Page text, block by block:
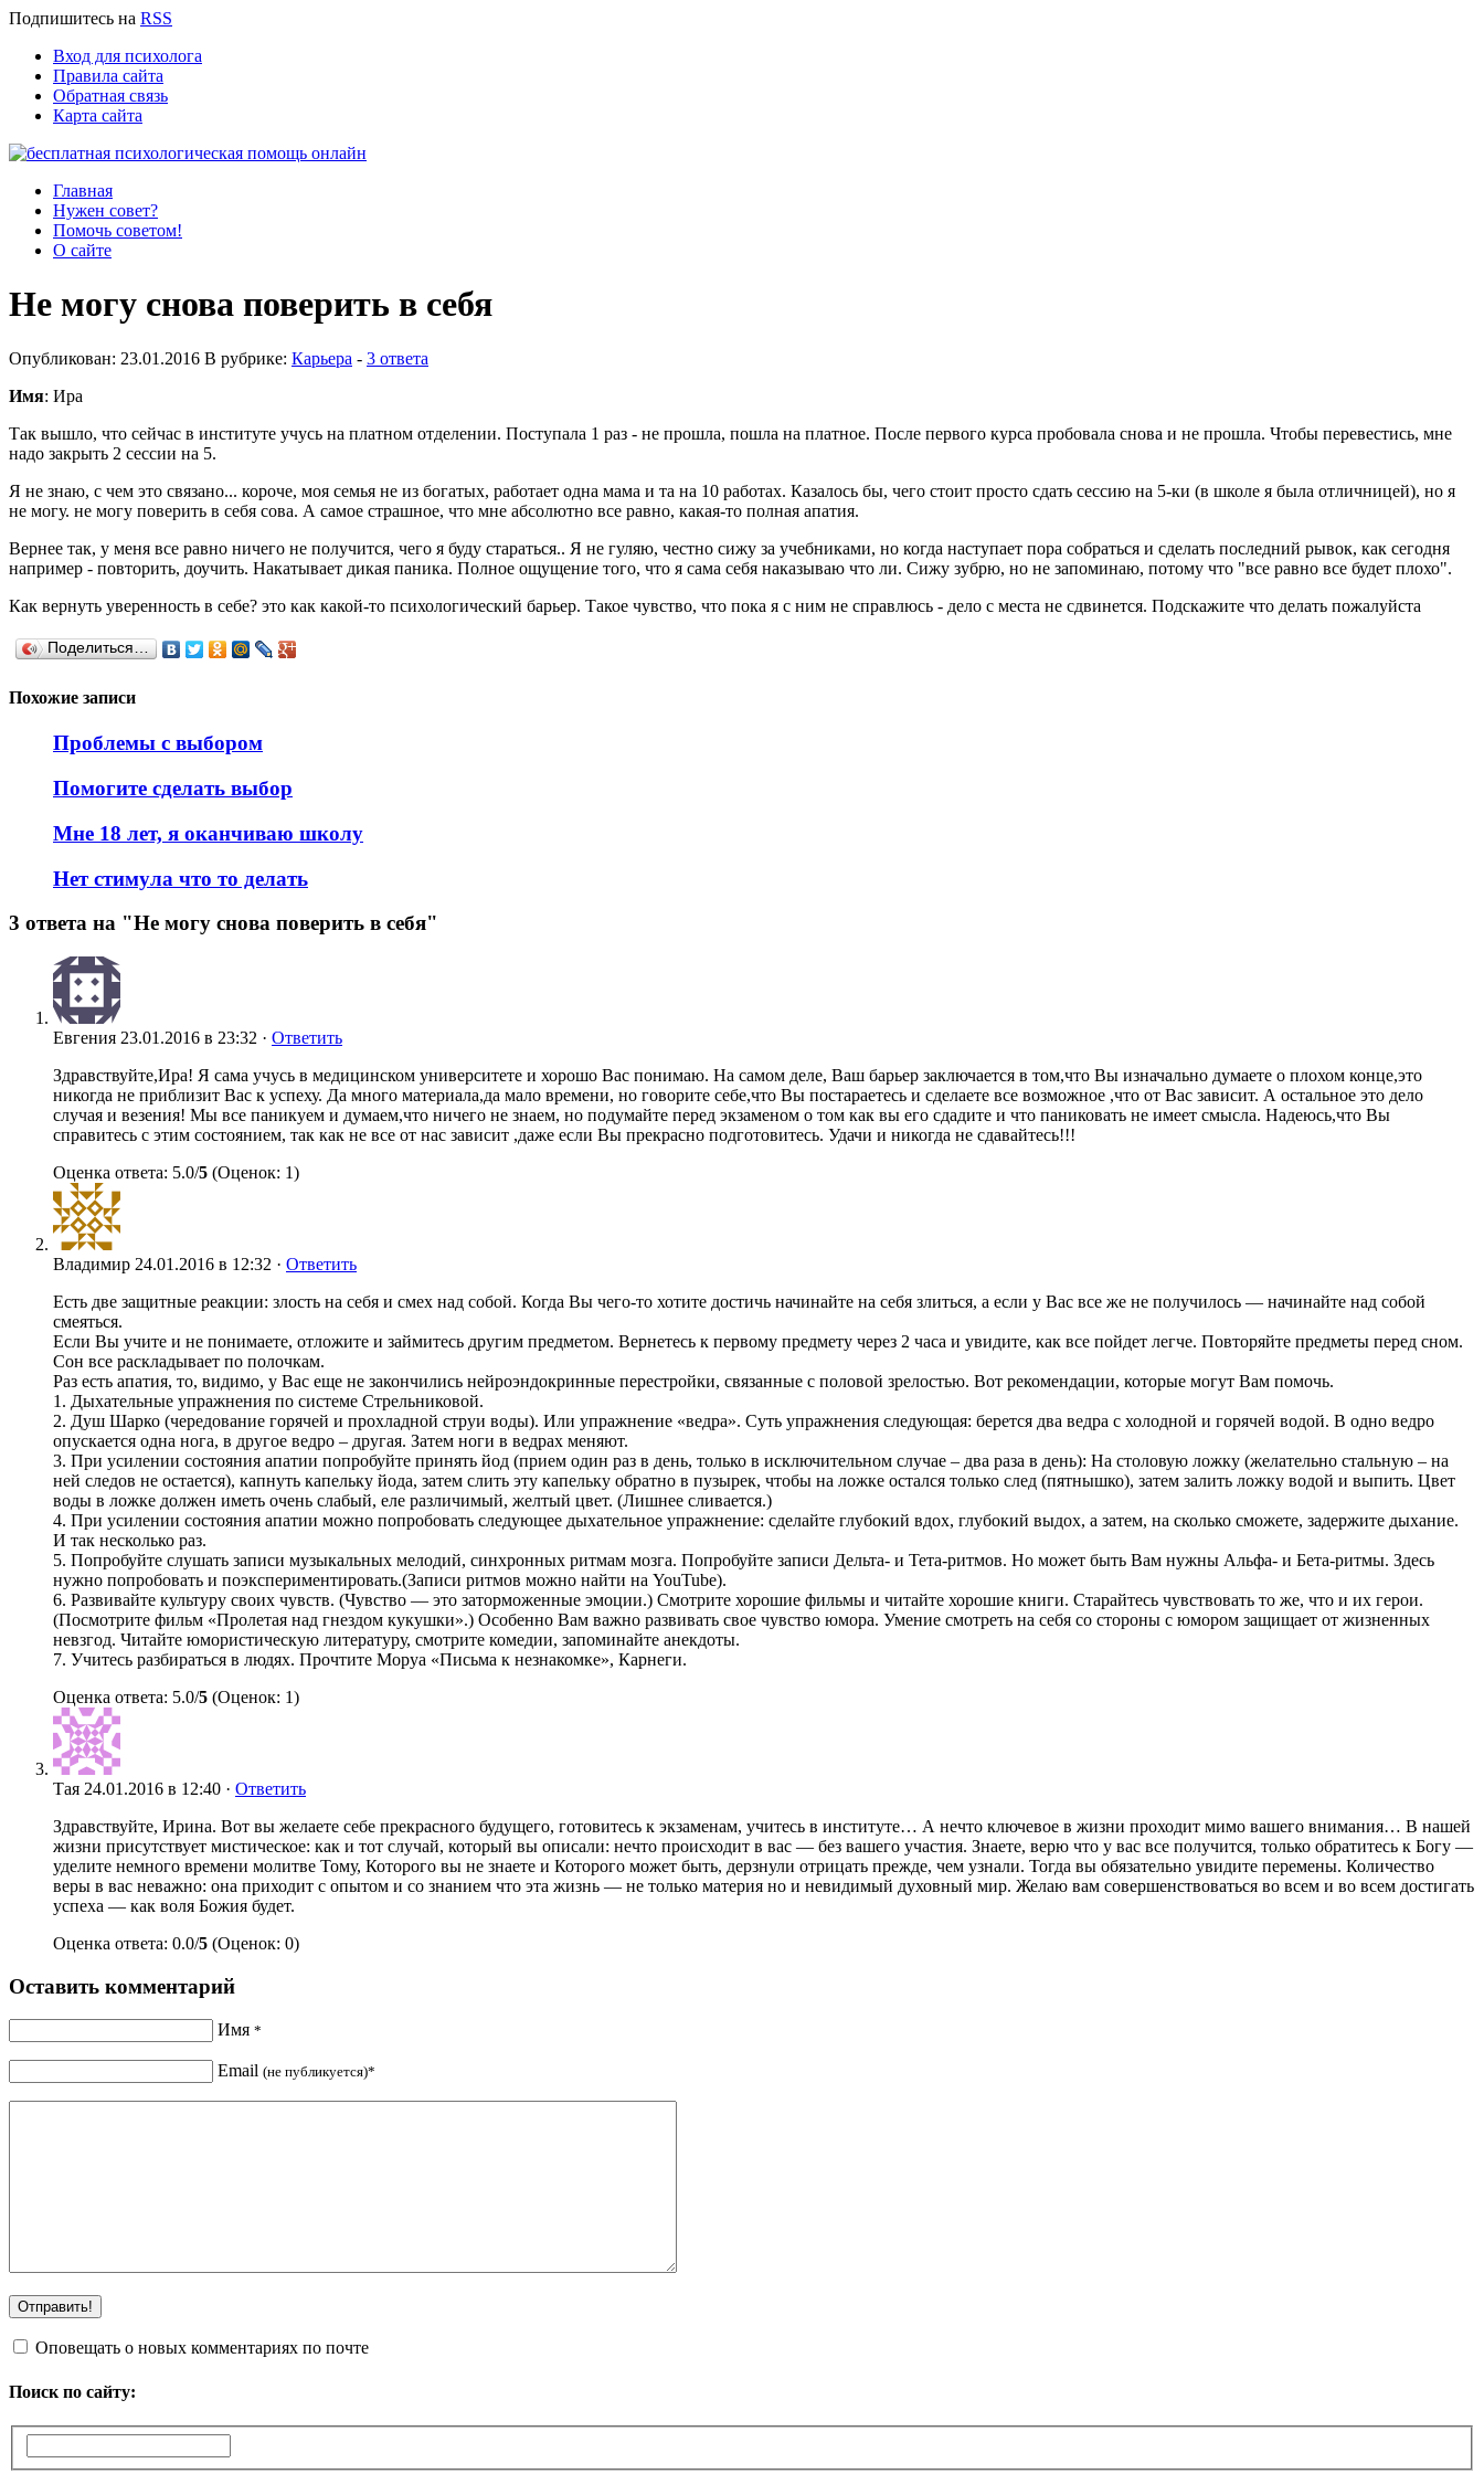
Подпишитесь на RSS
Вход для психолога
Правила сайта
Обратная связь
Карта сайта
Главная
Нужен совет?
Помочь советом!
О сайте
Не могу снова поверить в себя
Опубликован: 23.01.2016 В рубрике: Карьера - 3 ответа
Имя: Ира
Так вышло, что сейчас в институте учусь на платном отделении. Поступала 1 раз - не прошла, пошла на платное. После первого курса пробовала снова и не прошла. Чтобы перевестись, мне
надо закрыть 2 сессии на 5.
Я не знаю, с чем это связано... короче, моя семья не из богатых, работает одна мама и та на 10 работах. Казалось бы, чего стоит просто сдать сессию на 5-ки (в школе я была отличницей), но я
не могу. не могу поверить в себя сова. А самое страшное, что мне абсолютно все равно, какая-то полная апатия.
Вернее так, у меня все равно ничего не получится, чего я буду стараться.. Я не гуляю, честно сижу за учебниками, но когда наступает пора собраться и сделать последний рывок, как сегодня
например - повторить, доучить. Накатывает дикая паника. Полное ощущение того, что я сама себя наказываю что ли. Сижу зубрю, но не запоминаю, потому что "все равно все будет плохо".
Как вернуть уверенность в себе? это как какой-то психологический барьер. Такое чувство, что пока я с ним не справлюсь - дело с места не сдвинется. Подскажите что делать пожалуйста
Поделиться…
Похожие записи
Проблемы с выбором
Помогите сделать выбор
Мне 18 лет, я оканчиваю школу
Нет стимула что то делать
3 ответа на "Не могу снова поверить в себя"
Евгения 23.01.2016 в 23:32 · Ответить
Здравствуйте,Ира! Я сама учусь в медицинском университете и хорошо Вас понимаю. На самом деле, Ваш барьер заключается в том,что Вы изначально думаете о плохом конце,это
никогда не приблизит Вас к успеху. Да много материала,да мало времени, но говорите себе,что Вы постараетесь и сделаете все возможное ,что от Вас зависит. А остальное это дело
случая и везения! Мы все паникуем и думаем,что ничего не знаем, но подумайте перед экзаменом о том как вы его сдадите и что паниковать не имеет смысла. Надеюсь,что Вы
справитесь с этим состоянием, так как не все от нас зависит ,даже если Вы прекрасно подготовитесь. Удачи и никогда не сдавайтесь!!!
Оценка ответа: 5.0/5 (Оценок: 1)
Владимир 24.01.2016 в 12:32 · Ответить
Есть две защитные реакции: злость на себя и смех над собой. Когда Вы чего-то хотите достичь начинайте на себя злиться, а если у Вас все же не получилось — начинайте над собой
смеяться.
Если Вы учите и не понимаете, отложите и займитесь другим предметом. Вернетесь к первому предмету через 2 часа и увидите, как все пойдет легче. Повторяйте предметы перед сном.
Сон все раскладывает по полочкам.
Раз есть апатия, то, видимо, у Вас еще не закончились нейроэндокринные перестройки, связанные с половой зрелостью. Вот рекомендации, которые могут Вам помочь.
1. Дыхательные упражнения по системе Стрельниковой.
2. Душ Шарко (чередование горячей и прохладной струи воды). Или упражнение «ведра». Суть упражнения следующая: берется два ведра с холодной и горячей водой. В одно ведро
опускается одна нога, в другое ведро – другая. Затем ноги в ведрах меняют.
3. При усилении состояния апатии попробуйте принять йод (прием один раз в день, только в исключительном случае – два раза в день): На столовую ложку (желательно стальную – на
ней следов не остается), капнуть капельку йода, затем слить эту капельку обратно в пузырек, чтобы на ложке остался только след (пятнышко), затем залить ложку водой и выпить. Цвет
воды в ложке должен иметь очень слабый, еле различимый, желтый цвет. (Лишнее сливается.)
4. При усилении состояния апатии можно попробовать следующее дыхательное упражнение: сделайте глубокий вдох, глубокий выдох, а затем, на сколько сможете, задержите дыхание.
И так несколько раз.
5. Попробуйте слушать записи музыкальных мелодий, синхронных ритмам мозга. Попробуйте записи Дельта- и Тета-ритмов. Но может быть Вам нужны Альфа- и Бета-ритмы. Здесь
нужно попробовать и поэкспериментировать.(Записи ритмов можно найти на YouTube).
6. Развивайте культуру своих чувств. (Чувство — это заторможенные эмоции.) Смотрите хорошие фильмы и читайте хорошие книги. Старайтесь чувствовать то же, что и их герои.
(Посмотрите фильм «Пролетая над гнездом кукушки».) Особенно Вам важно развивать свое чувство юмора. Умение смотреть на себя со стороны с юмором защищает от жизненных
невзгод. Читайте юмористическую литературу, смотрите комедии, запоминайте анекдоты.
7. Учитесь разбираться в людях. Прочтите Моруа «Письма к незнакомке», Карнеги.
Оценка ответа: 5.0/5 (Оценок: 1)
Тая 24.01.2016 в 12:40 · Ответить
Здравствуйте, Ирина. Вот вы желаете себе прекрасного будущего, готовитесь к экзаменам, учитесь в институте… А нечто ключевое в жизни проходит мимо вашего внимания… В нашей
жизни присутствует мистическое: как и тот случай, который вы описали: нечто происходит в вас — без вашего участия. Знаете, верю что у вас все получится, только обратитесь к Богу —
уделите немного времени молитве Тому, Которого вы не знаете и Которого может быть, дерзнули отрицать прежде, чем узнали. Тогда вы обязательно увидите перемены. Количество
веры в вас неважно: она приходит с опытом и со знанием что эта жизнь — не только материя но и невидимый духовный мир. Желаю вам совершенствоваться во всем и во всем достигать
успеха — как воля Божия будет.
Оценка ответа: 0.0/5 (Оценок: 0)
Оставить комментарий
Имя *
Email (не публикуется)*
Оповещать о новых комментариях по почте
Поиск по сайту: